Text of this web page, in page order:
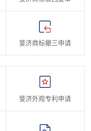
斐济商标撤三申请
斐济外观专利申请